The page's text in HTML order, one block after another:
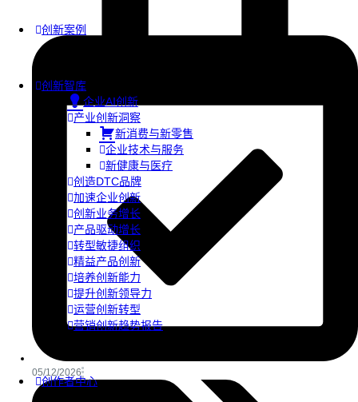
创新案例
创新智库
企业AI创新
产业创新洞察
新消费与新零售
企业技术与服务
新健康与医疗
创造DTC品牌
加速企业创新
创新业务增长
产品驱动增长
转型敏捷组织
精益产品创新
培养创新能力
提升创新领导力
运营创新转型
营销创新趋势报告
创作者中心
05/12/2026